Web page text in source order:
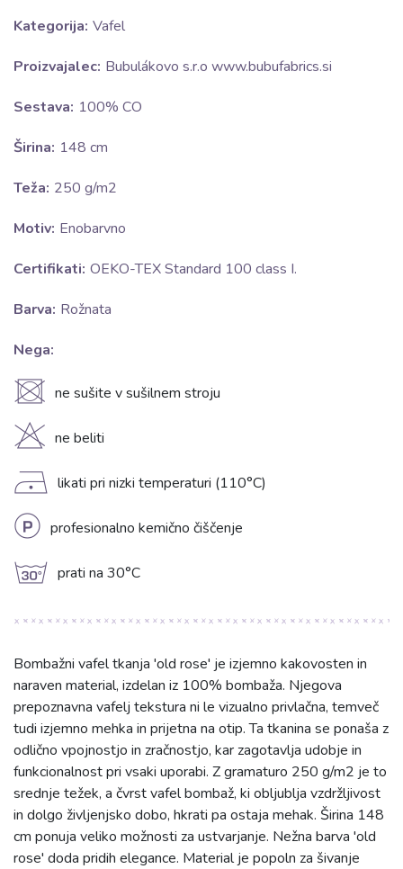
Kategorija: Vafel
Proizvajalec: Bubulákovo s.r.o www.bubufabrics.si
Sestava: 100% CO
Širina: 148 cm
Teža: 250 g/m2
Motiv: Enobarvno
Certifikati: OEKO-TEX Standard 100 class I.
Barva: Rožnata
Nega:
U ne sušite v sušilnem stroju
H ne beliti
D likati pri nizki temperaturi (110°C)
L profesionalno kemično čiščenje
g prati na 30°C
Bombažni vafel tkanja 'old rose' je izjemno kakovosten in
naraven material, izdelan iz 100% bombaža. Njegova
prepoznavna vafelj tekstura ni le vizualno privlačna, temveč
tudi izjemno mehka in prijetna na otip. Ta tkanina se ponaša z
odlično vpojnostjo in zračnostjo, kar zagotavlja udobje in
funkcionalnost pri vsaki uporabi. Z gramaturo 250 g/m2 je to
srednje težek, a čvrst vafel bombaž, ki obljublja vzdržljivost
in dolgo življenjsko dobo, hkrati pa ostaja mehak. Širina 148
cm ponuja veliko možnosti za ustvarjanje. Nežna barva 'old
rose' doda pridih elegance. Material je popoln za šivanje